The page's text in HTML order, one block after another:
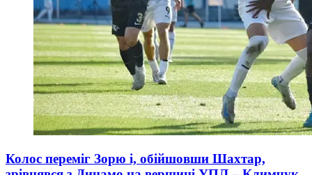
Колос переміг Зорю і, обійшовши Шахтар,